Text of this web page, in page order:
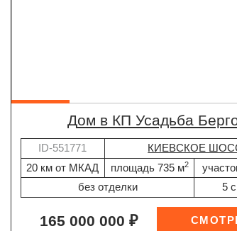
дом в КП Усадьба
ID-551771
КИЕВСКОЕ
20 км от МКАД
площадь 735 м2
без отделки
5
165 000 000 ₽